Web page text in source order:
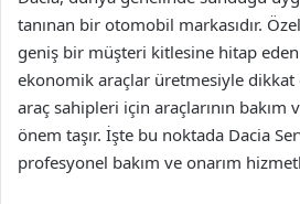
tanınan bir otomobil markasıdır.
geniş bir müşteri kitlesine hitap
ekonomik araçlar üretmesiyle dikkat
araç sahipleri için araçlarının bakım
önem taşır. İşte bu noktada Dacia
profesyonel bakım ve onarım